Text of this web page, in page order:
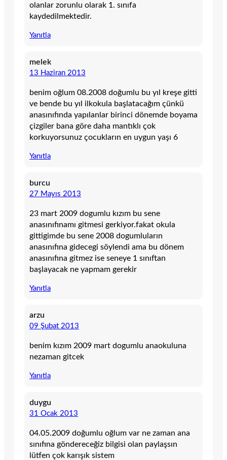
olanlar zorunlu olarak 1. sınıfa
kaydedilmektedir.
Yanıtla
melek
13 Haziran 2013
benim oğlum 08.2008 doğumlu bu yıl kreşe gitti
ve bende bu yıl ilkokula başlatacağım çünkü
anasınıfında yapılanlar birinci dönemde boyama
çizgiler bana göre daha mantıklı çok
korkuyorsunuz çocukların en uygun yaşı 6
Yanıtla
burcu
27 Mayıs 2013
23 mart 2009 dogumlu kızım bu sene
anasınıfınamı gitmesi gerkiyor.fakat okula
gittigimde bu sene 2008 dogumluların
anasınıfına gidecegi söylendi ama bu dönem
anasınıfına gitmez ise seneye 1 sınıftan
başlayacak ne yapmam gerekir
Yanıtla
arzu
09 Şubat 2013
benim kızım 2009 mart dogumlu anaokuluna
nezaman gitcek
Yanıtla
duygu
31 Ocak 2013
04.05.2009 doğumlu oğlum var ne zaman ana
sınıfına göndereceğiz bilgisi olan paylaşsın
lütfen çok karışık sistem